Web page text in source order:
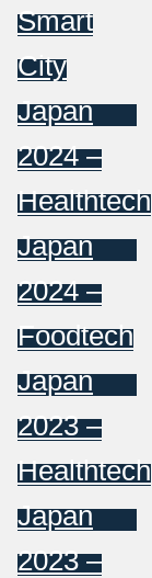
Smart
City
Japan
2024 –
Healthtech
Japan
2024 –
Foodtech
Japan
2023 –
Healthtech
Japan
2023 –